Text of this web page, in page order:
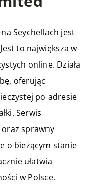
Seychellach jest
to największa w
online. Działa
oferując
po adresie
Serwis
sprawny
o bieżącym stanie
ułatwia
w Polsce.